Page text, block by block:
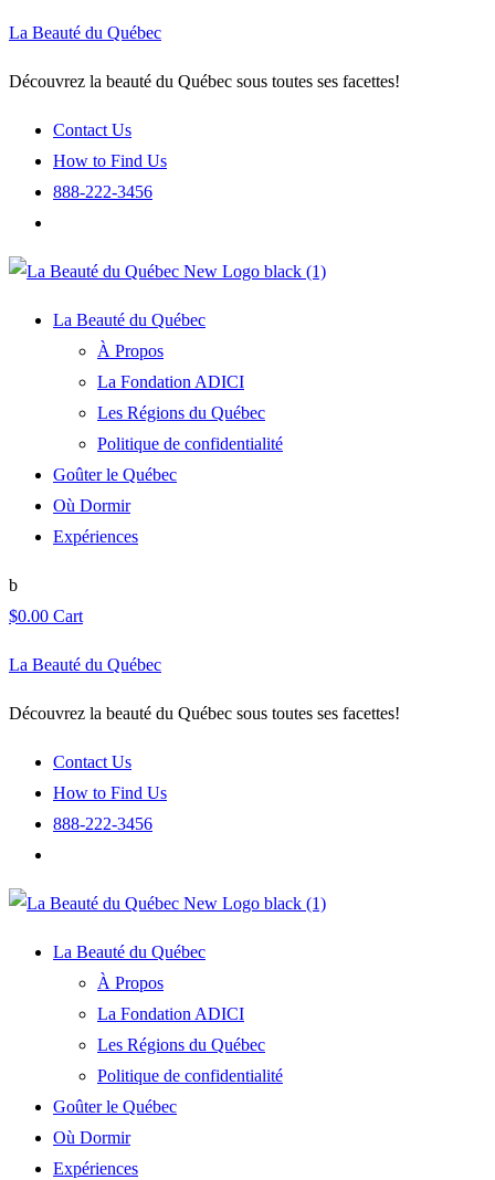
La Beauté du Québec
Découvrez la beauté du Québec sous toutes ses facettes!
Contact Us
How to Find Us
888-222-3456
La Beauté du Québec
À Propos
La Fondation ADICI
Les Régions du Québec
Politique de confidentialité
Goûter le Québec
Où Dormir
Expériences
$0.00 Cart
La Beauté du Québec
Découvrez la beauté du Québec sous toutes ses facettes!
Contact Us
How to Find Us
888-222-3456
La Beauté du Québec
À Propos
La Fondation ADICI
Les Régions du Québec
Politique de confidentialité
Goûter le Québec
Où Dormir
Expériences